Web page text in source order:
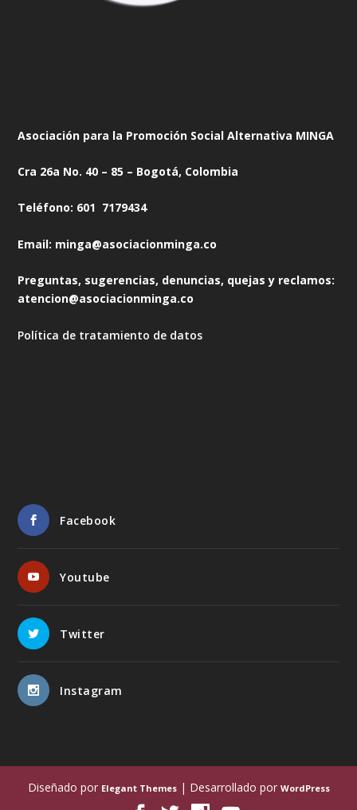
Asociación para la Promoción Social Alternativa MINGA
Cra 26a No. 40 – 85 – Bogotá, Colombia
Teléfono: 601 7179434
Email: minga@asociacionminga.co
Preguntas, sugerencias, denuncias, quejas y reclamos:
atencion@asociacionminga.co
Política de tratamiento de datos
Facebook
Youtube
Twitter
Instagram
Diseñado por Elegant Themes| Desarrollado por WordPress